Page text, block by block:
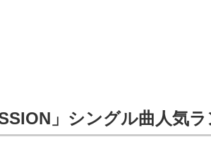
」シングル曲人気